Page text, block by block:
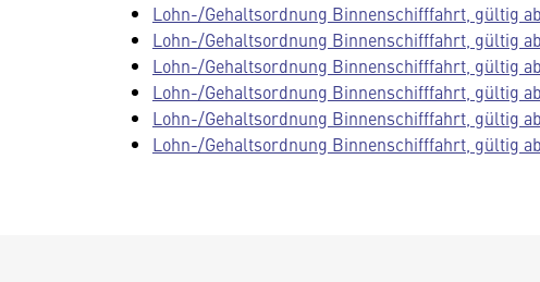
Lohn-/Gehaltsordnung Binnenschifffahrt, gültig
Lohn-/Gehaltsordnung Binnenschifffahrt, gültig
Lohn-/Gehaltsordnung Binnenschifffahrt, gültig
Lohn-/Gehaltsordnung Binnenschifffahrt, gültig
Lohn-/Gehaltsordnung Binnenschifffahrt, gültig ab
Lohn-/Gehaltsordnung Binnenschifffahrt, gültig